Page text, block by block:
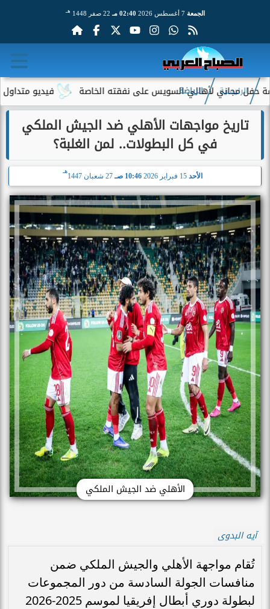
الجمعة 7 أغسطس 2026 02:40 مـ 22 صفر 1448 هـ
فيديو متداول لسيدة لأهالي السويس على نفقته الخاصة
الرئيسية الرياضة
تاريخ مواجهات الأهلي ضد الجيش الملكي
في كل البطولات.. لمن الغلبة؟
الأحد 10:46 صـ 27 شعبان 1447
هـ
الأهلي ضد الجيش الملكي
آيه البدوى
تُقام مواجهة الأهلي والجيش الملكي ضمن
منافسات الجولة السادسة من دور المجموعات
لبطولة دوري أبطال إفريقيا لموسم 2025-2026